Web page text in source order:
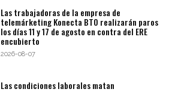
Las trabajadoras de la empresa de
telemárketing Konecta BTO realizarán paros
los días 11 y 17 de agosto en contra del ERE
encubierto
2026-08-07
Las condiciones laborales matan